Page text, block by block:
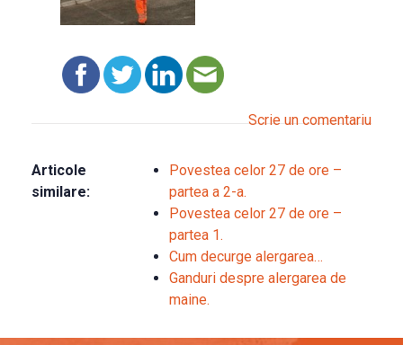
Scrie un comentariu
Articole
similare:
Povestea celor 27 de ore –
partea a 2-a.
Povestea celor 27 de ore –
partea 1.
Cum decurge alergarea…
Ganduri despre alergarea de
maine.